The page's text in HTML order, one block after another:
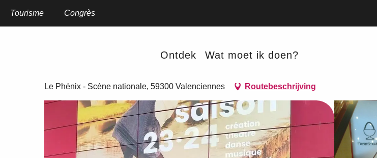
Tourisme Congrès
Ontdek Wat moet ik doen?
L'Avant-scène
Le Phénix - Scène nationale, 59300 Valenciennes Routebeschrijving